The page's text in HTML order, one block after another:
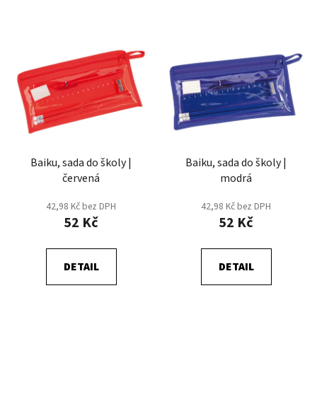
Baiku, sada do školy |
červená
42,98 Kč bez DPH
52 Kč
DETAIL
Baiku, sada do školy |
modrá
42,98 Kč bez DPH
52 Kč
DETAIL